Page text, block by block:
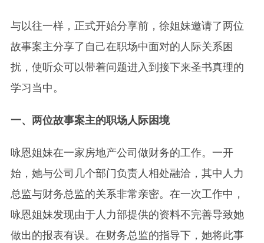
与以往一样，正式开始分享前，徐姐妹邀请了两位
故事案主分享了自己在职场中面对的人际关系困
扰，使听众可以带着问题进入到接下来圣书真理的
学习当中。
一、两位故事案主的职场人际困境
咏恩姐妹在一家房地产公司做财务的工作。一开
始，她与公司几个部门负责人相处融洽，其中人力
总监与财务总监的关系非常亲密。在一次工作中，
咏恩姐妹发现由于人力部提供的资料不完善导致她
做出的报表有误。在财务总监的指导下，她将此事